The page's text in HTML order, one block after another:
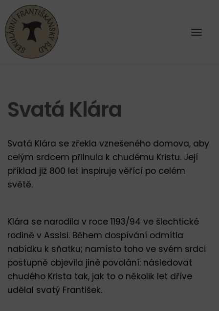
Svatá Klára
Svatá Klára se zřekla vznešeného domova, aby
celým srdcem přilnula k chudému Kristu. Její
příklad již 800 let inspiruje věřící po celém
světě.
Klára se narodila v roce 1193/94 ve šlechtické
rodině v Assisi. Během dospívání odmítla
nabídku k sňatku; namísto toho ve svém srdci
postupně objevila jiné povolání: následovat
chudého Krista tak, jak to o několik let dříve
udělal svatý František.